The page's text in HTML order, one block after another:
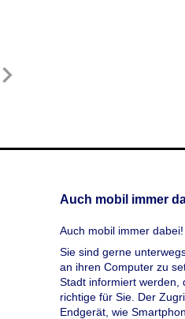
Auch mobil immer
Auch mobil immer dabei!
Sie sind gerne
an ihren Computer zu
Stadt informiert werden,
richtige für Sie. Der
Endgerät, wie